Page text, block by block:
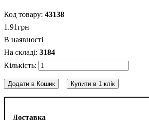
Доставка
43138
1 .91грн
В наявності
3184
Додати в Кошик Купити в 1 клік